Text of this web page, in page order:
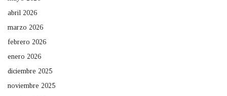
abril 2026
marzo 2026
febrero 2026
enero 2026
diciembre 2025
noviembre 2025